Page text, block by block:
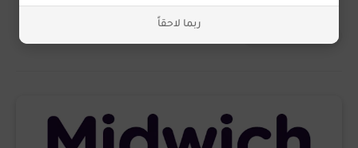
ربما لاحقاً